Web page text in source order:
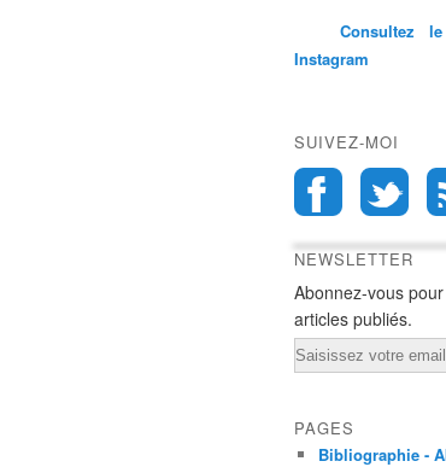
Consultez
Instagram
SUIVEZ-MOI
NEWSLETTER
Abonnez-vous
articles publiés.
Email
PAGES
Bibliographie -